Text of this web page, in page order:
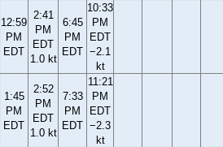
12:59
PM
EDT
2:41
PM
EDT
1.0 kt
6:45
PM
EDT
10:33
PM
EDT
−2.1
kt
1:45
PM
EDT
2:52
PM
EDT
1.0 kt
7:33
PM
EDT
11:21
PM
EDT
−2.3
kt